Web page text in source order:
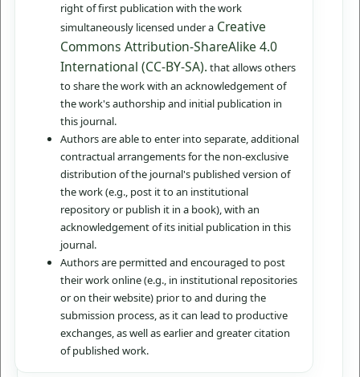
right of first publication with the work
simultaneously licensed under a Creative
Commons Attribution-ShareAlike 4.0
International (CC-BY-SA). that allows others
to share the work with an acknowledgement of
the work's authorship and initial publication in
this journal.
Authors are able to enter into separate, additional
contractual arrangements for the non-exclusive
distribution of the journal's published version of
the work (e.g., post it to an institutional
repository or publish it in a book), with an
acknowledgement of its initial publication in this
journal.
Authors are permitted and encouraged to post
their work online (e.g., in institutional repositories
or on their website) prior to and during the
submission process, as it can lead to productive
exchanges, as well as earlier and greater citation
of published work.